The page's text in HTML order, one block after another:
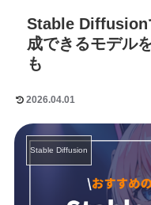
Stable Diffusion
成できるモデル
も
2026.04.01
Stable Diffusion